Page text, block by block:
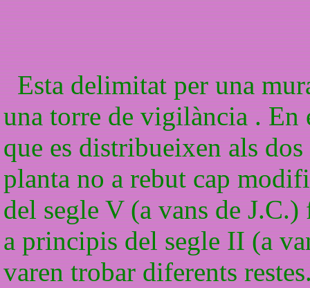
Esta delimitat per una
una torre de vigilància . En
que es distribueixen als
planta no a rebut cap
del segle V (a vans de
a principis del segle II (a
varen trobar diferents